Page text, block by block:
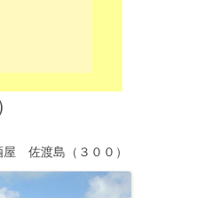
屋 佐渡島（３００）